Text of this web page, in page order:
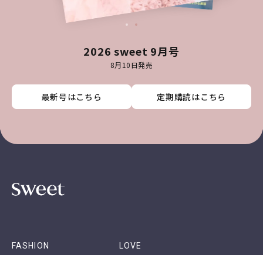
2026 sweet 9月号
8月10日発売
最新号はこちら 定期購読はこちら
最新号はこちら 定期購読はこちら
最新号はこちら 定期購読はこちら
最新号はこちら 定期購読はこちら
FASHION LOVE